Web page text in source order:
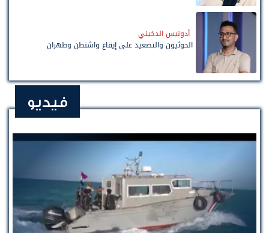
أدونيس الدخيني
الحوثيون والتصعيد على إيقاع واشنطن وطهران
فيديو